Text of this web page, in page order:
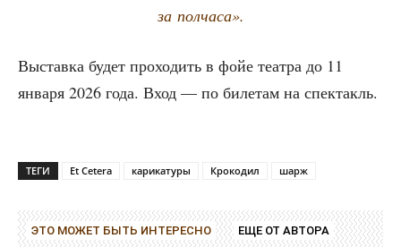
за полчаса».
Выстав­ка будет про­хо­дить в фойе теат­ра до 11
янва­ря 2026 года. Вход — по биле­там на спектакль.
ТЕГИ Et Cetera карикатуры Крокодил шарж
ЭТО МОЖЕТ БЫТЬ ИНТЕРЕСНО ЕЩЕ ОТ АВТОРА